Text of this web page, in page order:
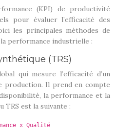
(KPI) de productivité
pour évaluer l’efficacité des
les principales méthodes de
performance industrielle :
(TRS)
qui mesure l’efficacité d’un
production. Il prend en compte
la performance et la
TRS est la suivante :
x Qualité